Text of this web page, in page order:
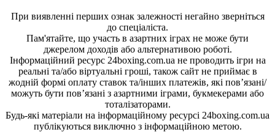
При виявленні перших ознак залежності негайно зверніться
до спеціаліста.
Пам'ятайте, що участь в азартних іграх не може бути
джерелом доходів або альтернативою роботі.
Інформаційний ресурс 24boxing.com.ua не проводить ігри на
реальні та/або віртуальні гроші, також сайт не приймає в
жодній формі оплату ставок та/інших платежів, які пов’язані/
можуть бути пов’язані з азартними іграми, букмекерами або
тоталізаторами.
Будь-які матеріали на інформаційному ресурсі 24boxing.com.ua
публікуються виключно з інформаційною метою.